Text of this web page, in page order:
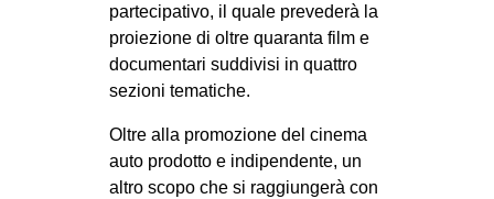
MONDO
EVENTI
Fb
partecipativo, il quale prevederà la
proiezione di oltre quaranta film e
documentari suddivisi in quattro
sezioni tematiche.
Oltre alla promozione del cinema
auto prodotto e indipendente, un
altro scopo che si raggiungerà con